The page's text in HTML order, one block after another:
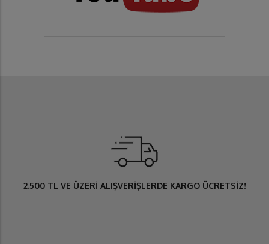
2.500 TL VE ÜZERİ ALIŞVERİŞLERDE KARGO ÜCRETSİZ!